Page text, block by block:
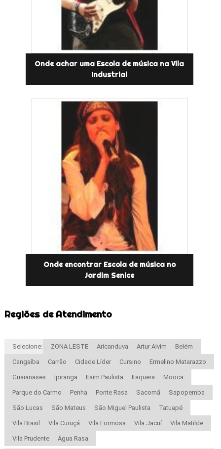
Onde achar uma Escola de música na Vila
Industrial
Onde encontrar Escola de música no
Jardim Senice
Regiões de Atendimento
Selecione: ZONA LESTE Aricanduva Artur Alvim Belém
Cangaíba Carrão Cidade Líder Cursino Ermelino Matarazzo
Guaianases Ipiranga Itaim Paulista Itaquera Mooca
Parque do Carmo Penha Ponte Rasa Sacomã Sapopemba
São Lucas São Mateus São Miguel Paulista Tatuapé
Vila Brasil Vila Curuçá Vila Formosa Vila Jacuí Vila Matilde
Vila Prudente Água Rasa